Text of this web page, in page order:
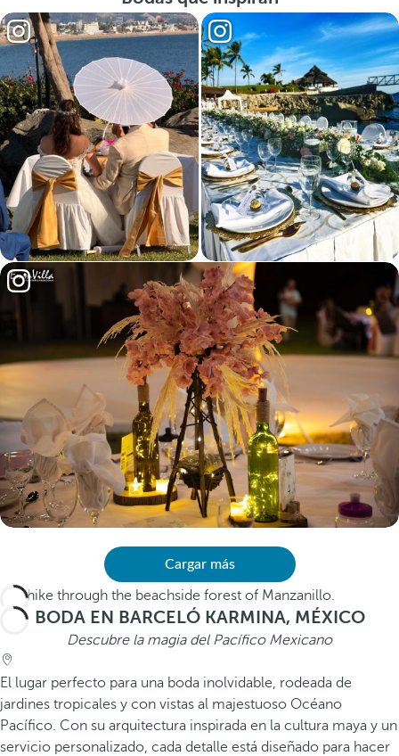
Cargar más
BODA EN BARCELÓ KARMINA, MÉXICO
Descubre la magia del Pacífico Mexicano
El lugar perfecto para una boda inolvidable, rodeada de
jardines tropicales y con vistas al majestuoso Océano
Pacífico. Con su arquitectura inspirada en la cultura maya y un
servicio personalizado, cada detalle está diseñado para hacer